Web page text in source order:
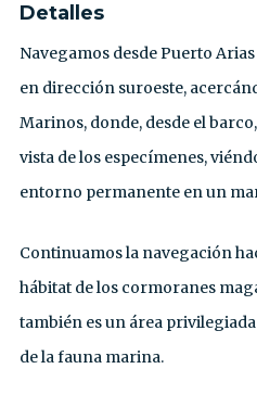
Detalles
Navegamos desde Puerto
en dirección suroeste,
Marinos, donde, desde el
vista de los especímenes,
entorno permanente en un
Continuamos la navegación
hábitat de los cormoranes
también es un área
de la fauna marina.